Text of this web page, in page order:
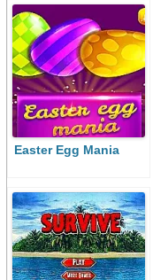
Easter Egg Mania